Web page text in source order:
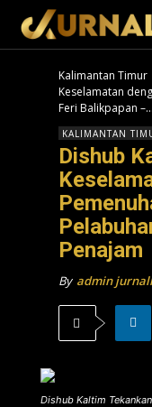
Kalimantan Timur
Keselamatan
Feri Balikpapan –...
KALIMANTAN
Dishub
Penajam
By admin
Dishub Kaltim